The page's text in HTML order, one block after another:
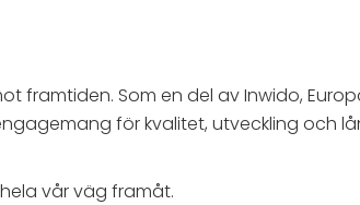
framtiden. Som en del av Inwido,
för kvalitet, utveckling och
vår väg framåt.